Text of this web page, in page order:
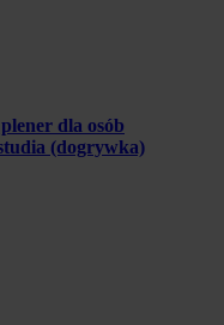
dla osób
(dogrywka)